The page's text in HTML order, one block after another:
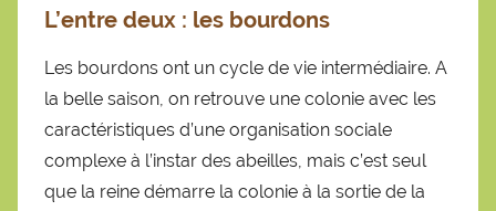
L’entre deux : les bourdons
Les bourdons ont un cycle de vie intermédiaire. A
la belle saison, on retrouve une colonie avec les
caractéristiques d’une organisation sociale
complexe à l’instar des abeilles, mais c’est seul
que la reine démarre la colonie à la sortie de la